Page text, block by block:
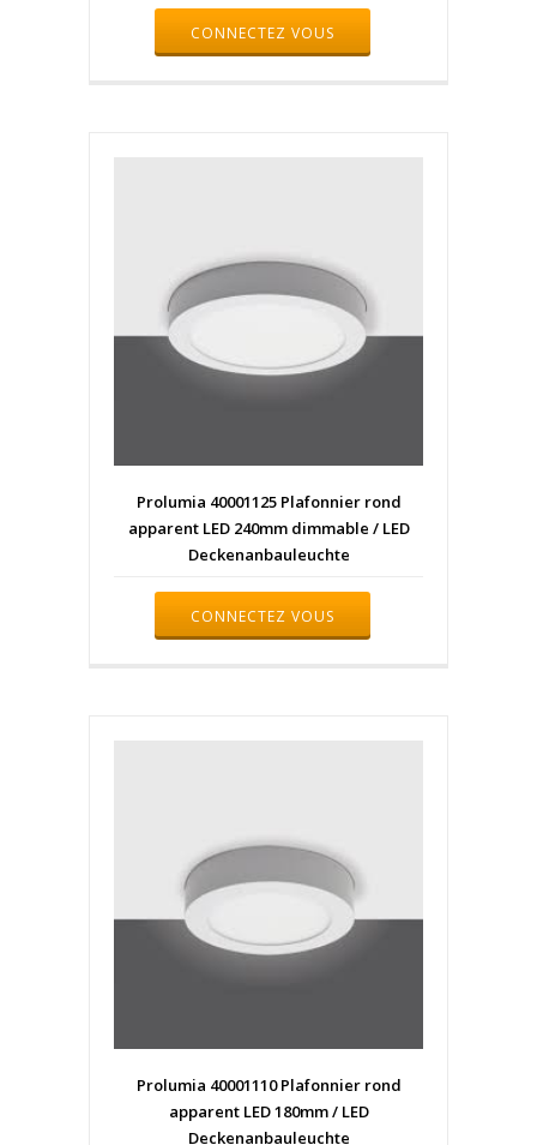
CONNECTEZ VOUS
Prolumia 40001125 Plafonnier rond
apparent LED 240mm dimmable / LED
Deckenanbauleuchte
CONNECTEZ VOUS
Prolumia 40001110 Plafonnier rond
apparent LED 180mm / LED
Deckenanbauleuchte